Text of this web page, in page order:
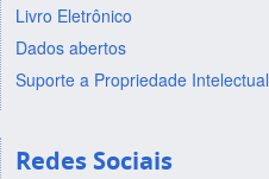
Livro Eletrônico
Dados abertos
Suporte a Propriedade Intelectual
Redes Sociais